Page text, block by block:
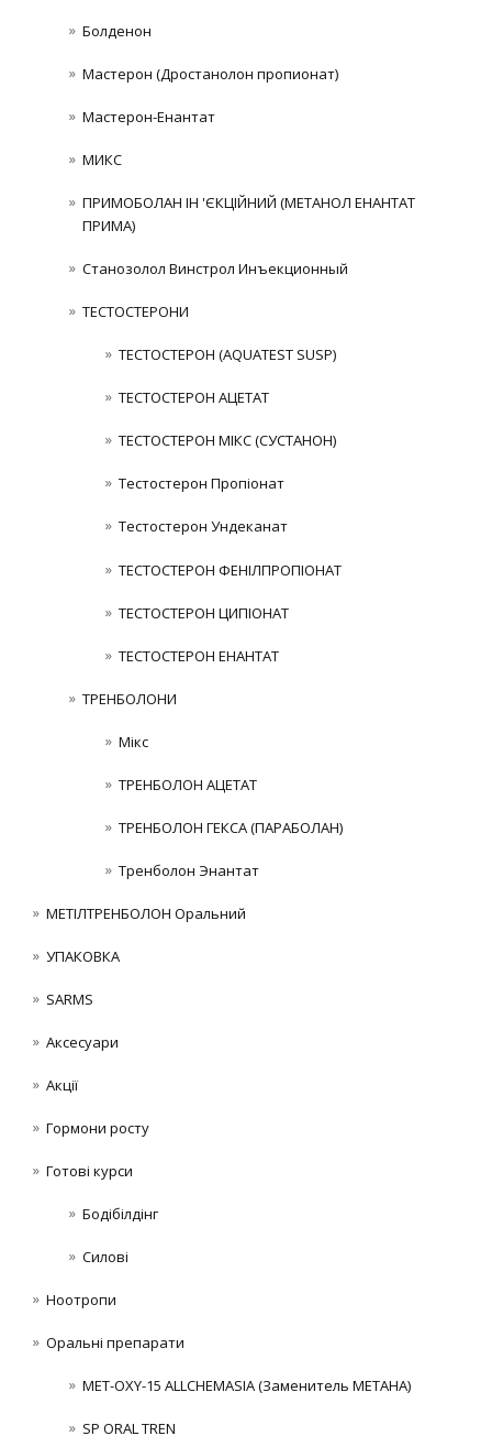
Болденон
Мастерон (Дростанолон пропионат)
Мастерон-Енантат
МИКС
ПРИМОБОЛАН ІН 'ЄКЦІЙНИЙ (МЕТАНОЛ ЕНАНТАТ
ПРИМА)
Станозолол Винстрол Инъекционный
ТЕСТОСТЕРОНИ
ТЕСТОСТЕРОН (AQUATEST SUSP)
ТЕСТОСТЕРОН АЦЕТАТ
ТЕСТОСТЕРОН МІКС (СУСТАНОН)
Тестостерон Пропіонат
Тестостерон Ундеканат
ТЕСТОСТЕРОН ФЕНІЛПРОПІОНАТ
ТЕСТОСТЕРОН ЦИПІОНАТ
ТЕСТОСТЕРОН ЕНАНТАТ
ТРЕНБОЛОНИ
Мікс
ТРЕНБОЛОН АЦЕТАТ
ТРЕНБОЛОН ГЕКСА (ПАРАБОЛАН)
Тренболон Энантат
МЕТІЛТРЕНБОЛОН Оральний
УПАКОВКА
SARMS
Аксесуари
Акції
Гормони росту
Готові курси
Бодібілдінг
Силові
Ноотропи
Оральні препарати
MET-OXY-15 ALLCHEMASIA (Заменитель МЕТАНА)
SP ORAL TREN